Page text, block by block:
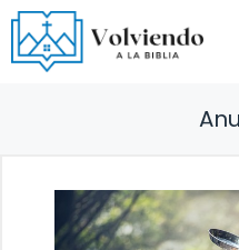
Saltar
al
contenido